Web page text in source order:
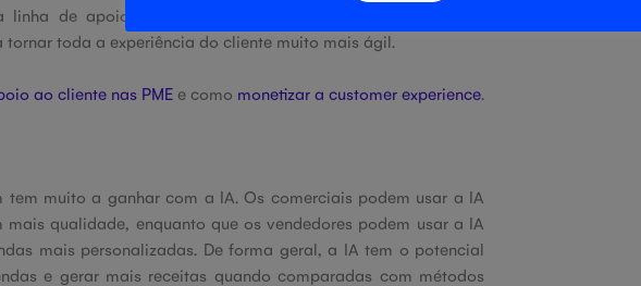
linha de apoio ao cliente, ajuda a filtrar e a direcionar os
tornar toda a experiência do cliente muito mais ágil.
ao cliente nas PME e como monetizar a customer experience.
tem muito a ganhar com a IA. Os comerciais podem usar a IA
qualidade, enquanto que os vendedores podem usar a IA
mais personalizadas. De forma geral, a IA tem o potencial
e gerar mais receitas quando comparadas com métodos